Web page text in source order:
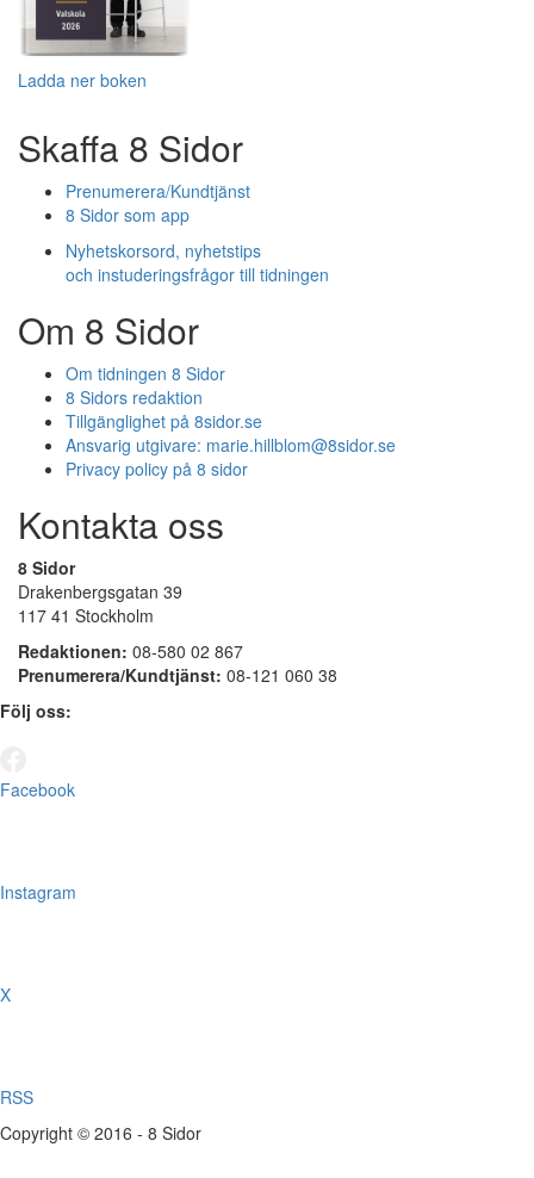
Ladda ner boken
Skaffa 8 Sidor
Prenumerera/Kundtjänst
8 Sidor som app
Nyhetskorsord, nyhetstips
och instuderingsfrågor till tidningen
Om 8 Sidor
Om tidningen 8 Sidor
8 Sidors redaktion
Tillgänglighet på 8sidor.se
Ansvarig utgivare: marie.hillblom@8sidor.se
Privacy policy på 8 sidor
Kontakta oss
8 Sidor
Drakenbergsgatan 39
117 41 Stockholm
Redaktionen: 08-580 02 867
Prenumerera/Kundtjänst: 08-121 060 38
Följ oss:
Facebook
Instagram
X
RSS
Copyright © 2016 - 8 Sidor